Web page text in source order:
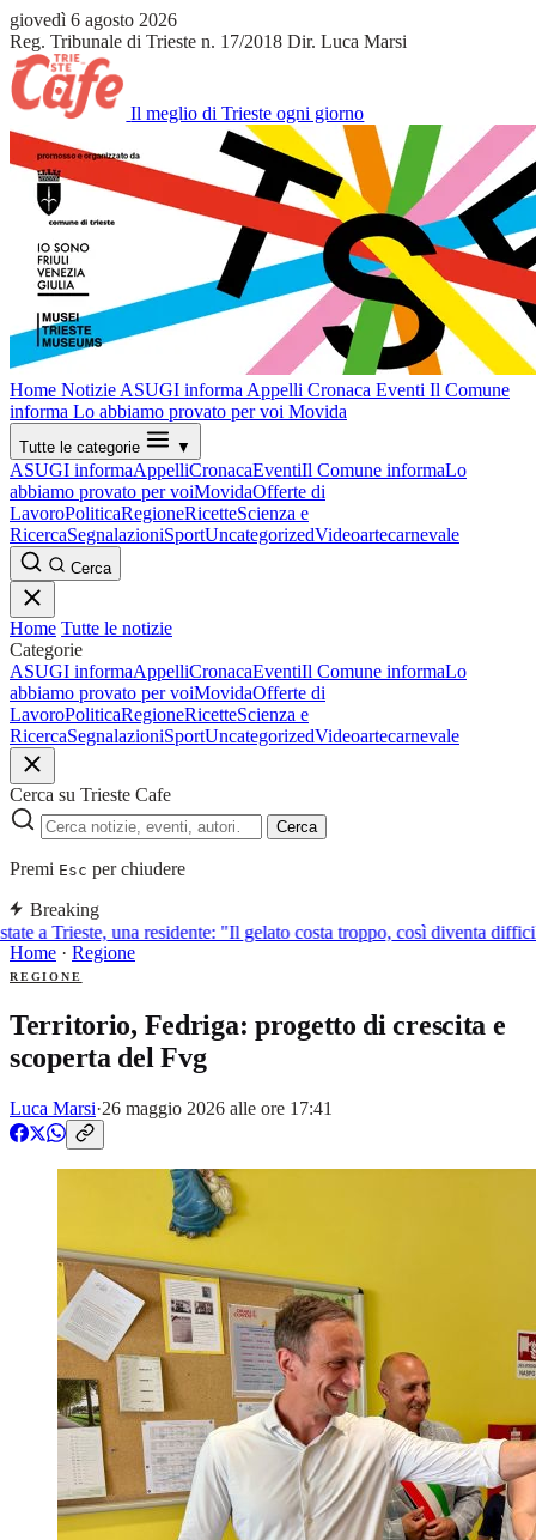
giovedì 6 agosto 2026
Reg. Tribunale di Trieste n. 17/2018 Dir. Luca Marsi
Il meglio di Trieste ogni giorno
Home Notizie ASUGI informa Appelli Cronaca Eventi Il Comune
informa Lo abbiamo provato per voi Movida
Tutte le categorie ▼
ASUGI informaAppelliCronacaEventiIl Comune informaLo
abbiamo provato per voiMovidaOfferte di
LavoroPoliticaRegioneRicetteScienza e
RicercaSegnalazioniSportUncategorizedVideoartecarnevale
Cerca
Home Tutte le notizie
Categorie
ASUGI informaAppelliCronacaEventiIl Comune informaLo
abbiamo provato per voiMovidaOfferte di
LavoroPoliticaRegioneRicetteScienza e
RicercaSegnalazioniSportUncategorizedVideoartecarnevale
Cerca su Trieste Cafe
Cerca
Premi Esc per chiudere
Breaking
a Trieste, una residente: "Il gelato costa troppo, così diventa
Home · Regione
REGIONE
Territorio, Fedriga: progetto di crescita e
scoperta del Fvg
Luca Marsi·26 maggio 2026 alle ore 17:41